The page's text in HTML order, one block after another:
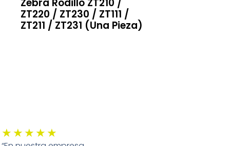
Zebra Rodillo ZT210 /
ZT220 / ZT230 / ZT111 /
ZT211 / ZT231 (una Pieza)
★ ★ ★ ★ ★